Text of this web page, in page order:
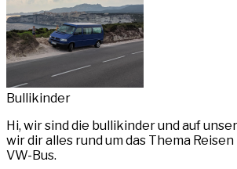
Bullikinder
Hi, wir sind die bullikinder und auf
wir dir alles rund um das Thema
VW-Bus.